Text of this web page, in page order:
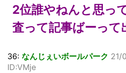
2位誰やねんと思っ
査って記事ばーって
36: なんじぇいボールパーク 21/
ID:VMje